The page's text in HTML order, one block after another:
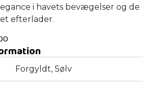
i havets bevægelser og de
efterlader.
Forgyldt, Sølv